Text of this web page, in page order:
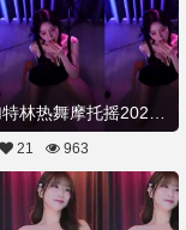
BJ설링加特林热舞摩托摇20250624Hot Dance
21 963